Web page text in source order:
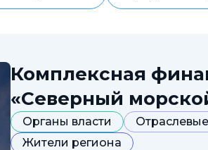
Комплексная
«Северный
Органы власти
Жители региона